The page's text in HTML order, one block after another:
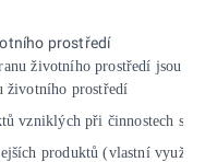
prostředí
životního prostředí jsou:
životního prostředí
vzniklých při činnostech
produktů (vlastní využití